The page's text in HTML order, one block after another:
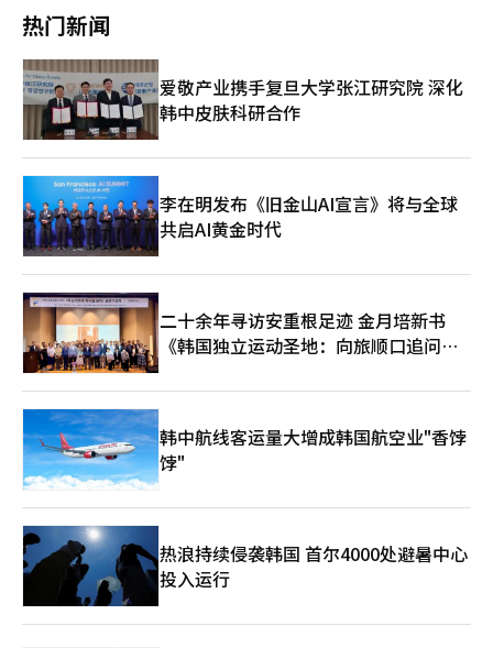
行。 ◆ 从废墟中崛起的‘首尔的客厅’，1978年的伟大 如今的世
宗文化会馆原址是1961年完工的韩国代表性表演场所“首尔市民
会馆”。然而，1972年12月发生的大火使其化为灰烬，缺乏合适
表演场所的首尔不得不在次年于梨花女子大学大礼堂举办维也纳爱
乐乐团的演出。当时指挥克劳迪奥·阿巴多对设施表示强烈不满，
宣称再也不会来访，因此建设综合性表演场所成为时代的任务。
因此，世宗文化会馆于1974年动工，1978年4月正式开馆。建造时
考虑到分裂局势，特意建成3800多个座位的庞大规模，2004年经
过改造后，现有3022个座位。1984年，世界级指挥家赫伯特·冯
·卡拉扬曾称赞这里为“优秀的大厅”。 这座建筑的设计师是已
故的严德文。他将世宗文化会馆定义为“首尔的客厅”，将传统韩
屋的内宅与外宅、连接的回廊和庭院的概念融入现代建筑。例如，
大剧院是内宅，而小型音乐厅和M剧院、S剧院则相当于外宅。 当
通过回廊和屋檐的曲线来保留传统，最终完成了现在的建筑。 以
舞台为基准，大剧院左侧墙面上装满了管风琴，这是这个空间最伟
大的遗产。它是专门从德国卡尔斯鲁厄定制的，安装和调音共耗时
13个月，涉及1400名德国技术人员，总共动用了4000人。管风琴
有8098根管子，6个键盘，高11米，宽7米，重达45吨，现值约为
6000万元。它的外形融合了古筝的形状和传统瓦屋檐的曲线，甚
至还融入了佛教钟声的音响，现已成为空间的象征。 ◆ 舞台背后
的1寸美学，以及打破界限的‘S剧院’ 平时音响反射板降下时，
无法察觉，但舞台背后隐藏着比可见区域更广阔的辅助空间。当我
走进工作人员汗水浸透的“舞台右侧”，正值音乐剧《贝多芬》彩
排准备，舞台后方仿佛一个巨大的有机体在运转。 直径17米的重
型旋转舞台，转动90度需27秒，转动180度需55秒。内部隐藏着主
角可以从地面上下升降的升降平台。天花板上悬挂着43根吊杆，地
下无尽延伸的11个化妆间，令人想象到为了创造华丽演出而在舞台
背后默默付出的无数人的辛勤时光。 走出大剧院，来到300个座位
左右的可变黑匣子剧场“S剧院”。该空间于2018年开馆，大胆打
热门新闻
爱敬产业携手复旦大学张江研究院 深化
韩中皮肤科研合作
李在明发布《旧金山AI宣言》将与全球
共启AI黄金时代
二十余年寻访安重根足迹 金月培新书
《韩国独立运动圣地：向旅顺口追问历
韩中航线客运量大增成韩国航空业"香饽
饽"
热浪持续侵袭韩国 首尔4000处避暑中心
投入运行